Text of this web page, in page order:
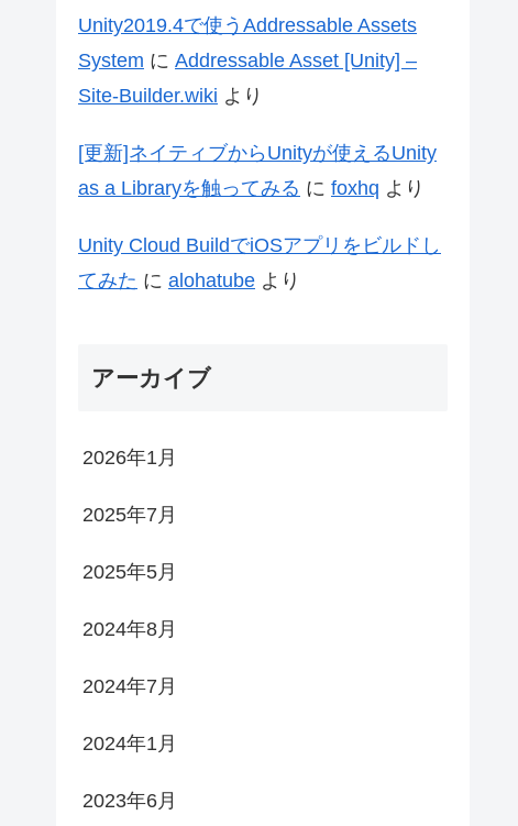
Unity2019.4で使うAddressable Assets
System に Addressable Asset [Unity] –
Site-Builder.wiki より
[更新]ネイティブからUnityが使えるUnity
as a Libraryを触ってみる に foxhq より
Unity Cloud BuildでiOSアプリをビルドし
てみた に alohatube より
アーカイブ
2026年1月
2025年7月
2025年5月
2024年8月
2024年7月
2024年1月
2023年6月